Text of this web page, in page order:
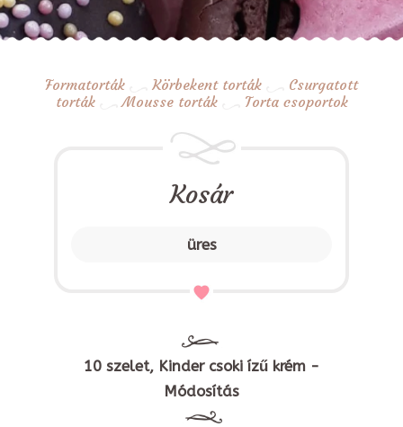
Formatorták Körbekent torták
Csurgatott
torták
Mousse torták Torta csoportok
Kosár
üres
10 szelet, Kinder csoki ízű krém -
Módosítás